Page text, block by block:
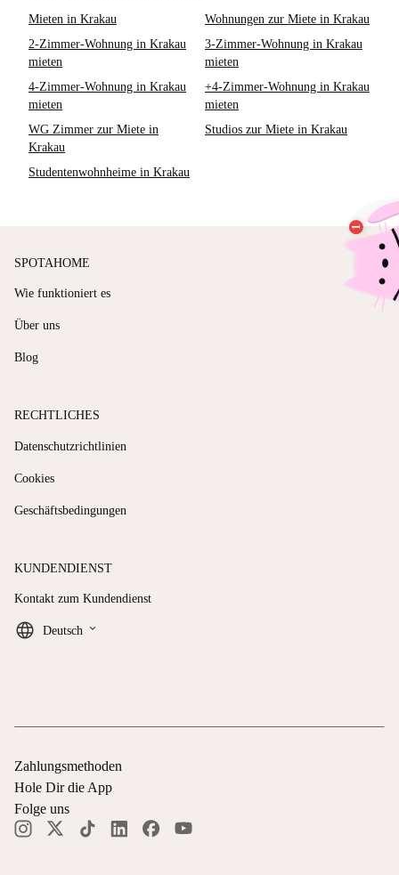
Mieten in Krakau
Wohnungen zur Miete in Krakau
2-Zimmer-Wohnung in Krakau
mieten
3-Zimmer-Wohnung in Krakau
mieten
4-Zimmer-Wohnung in Krakau
mieten
+4-Zimmer-Wohnung in Krakau
mieten
WG Zimmer zur Miete in
Krakau
Studios zur Miete in Krakau
Studentenwohnheime in Krakau
SPOTAHOME
Wie funktioniert es
Über uns
Blog
RECHTLICHES
Datenschutzrichtlinien
Cookies
Geschäftsbedingungen
KUNDENDIENST
Kontakt zum Kundendienst
Deutsch keyboard_arrow_down
Zahlungsmethoden
Hole Dir die App
Folge uns